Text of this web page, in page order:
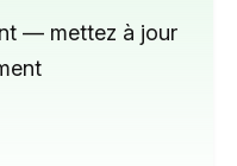
— mettez à jour